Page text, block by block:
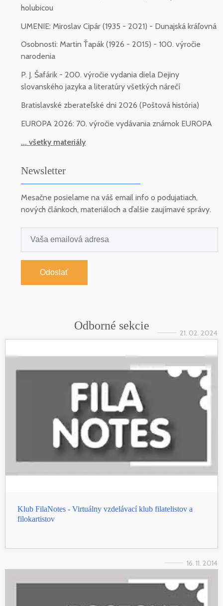
holubicou
UMENIE: Miroslav Cipár (1935 - 2021) - Dunajská kráľovná
Osobnosti: Martin Ťapák (1926 - 2015) - 100. výročie
narodenia
P. J. Šafárik - 200. výročie vydania diela Dejiny
slovanského jazyka a literatúry všetkých nárečí
Bratislavské zberateľské dni 2026 (Poštová história)
EUROPA 2026: 70. výročie vydávania známok EUROPA
... všetky materiály
Newsletter
Mesačne posielame na váš email info o podujatiach,
nových článkoch, materiáloch a ďalšie zaujímavé správy.
Odoslať
Odborné sekcie
21. 02. 2024
Klub FilaNotes - Virtuálny vzdelávací klub filatelistov a
filokartistov
16. 11. 2014